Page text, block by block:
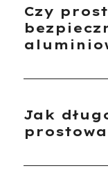
Czy
Jak